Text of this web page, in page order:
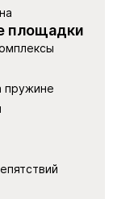
площадки
пружине